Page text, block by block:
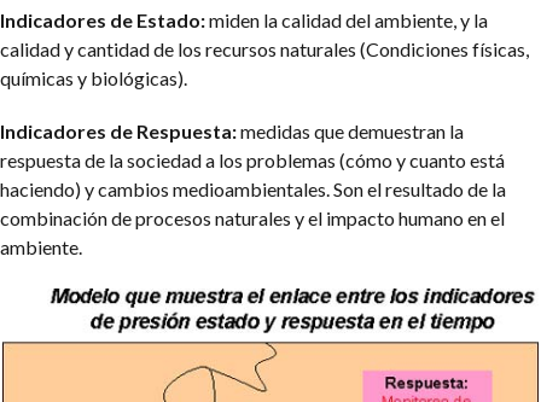
Indicadores de Estado:miden la calidad del ambiente, y la
calidad y cantidad de los recursos naturales (Condiciones físicas,
químicas y biológicas).
Indicadores de Respuesta:medidas que demuestran la
respuesta de la sociedad a los problemas (cómo y cuanto está
haciendo) y cambios medioambientales. Son el resultado de la
combinación de procesos naturales y el impacto humano en el
ambiente.